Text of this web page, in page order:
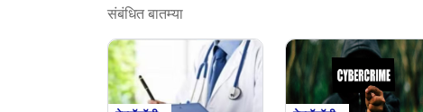
संबंधित बातम्या